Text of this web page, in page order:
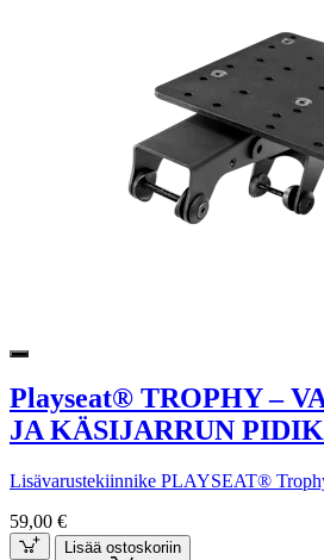
Playseat® TROPHY –
JA KÄSIJARRUN
Lisävarustekiinnike PLAYSEAT®
59,00 €
Lisää ostoskoriin